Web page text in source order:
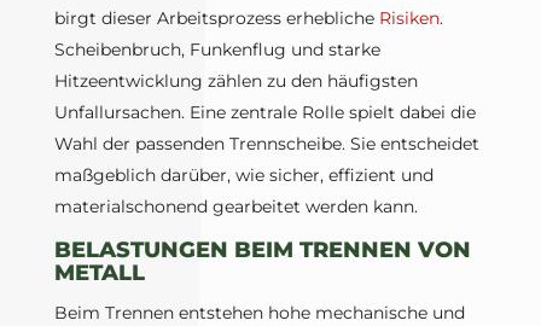
birgt dieser Arbeitsprozess erhebliche Risiken.
Scheibenbruch, Funkenflug und starke
Hitzeentwicklung zählen zu den häufigsten
Unfallursachen. Eine zentrale Rolle spielt dabei die
Wahl der passenden Trennscheibe. Sie entscheidet
maßgeblich darüber, wie sicher, effizient und
materialschonend gearbeitet werden kann.
BELASTUNGEN BEIM TRENNEN VON
METALL
Beim Trennen entstehen hohe mechanische und